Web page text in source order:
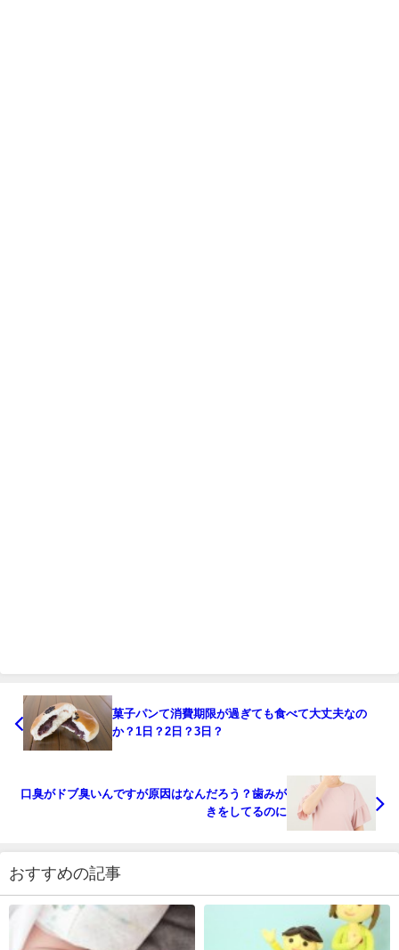
菓子パンて消費期限が過ぎても食べて大丈夫なの
か？1日？2日？3日？
口臭がドブ臭いんですが原因はなんだろう？歯みが
きをしてるのに
おすすめの記事